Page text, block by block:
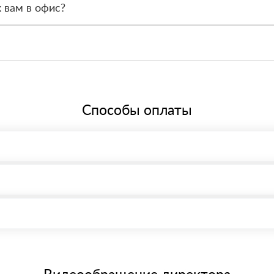
вам в офис?
Способы оплаты
через системы электронных платежей.
банковским картам
материала после проверки качества и количества заказанного